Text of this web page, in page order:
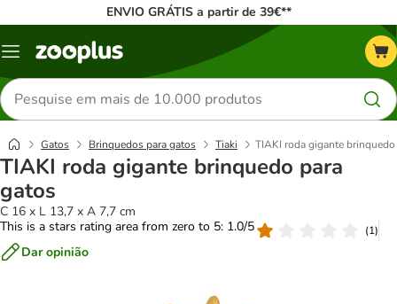
ENVIO GRÁTIS a partir de 39€**
Menu
Pesquisar
produtos
Gatos Brinquedos para gatos Tiaki TIAKI roda gigante
TIAKI roda gigante brinquedo para
gatos
C 16 x L 13,7 x A 7,7 cm
This is a stars rating area from zero to 5: 1.0/5
(1)
Dar opinião